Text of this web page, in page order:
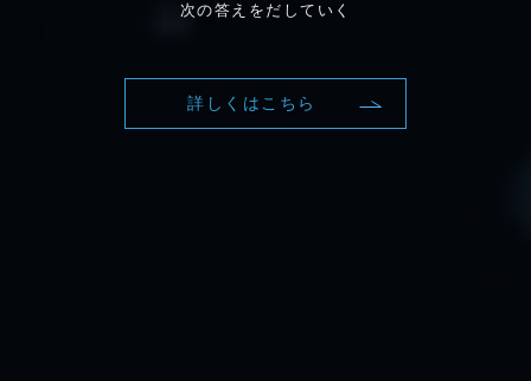
次の答えをだしていく
詳しくはこちら